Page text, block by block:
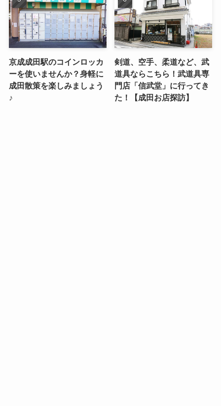
京成成田駅のコインロッカ
ーを使いませんか？身軽に
成田散策を楽しみましょう
♪
剣道、空手、柔道など、武
道具ならこちら！武道具専
門店「信武堂」に行ってき
た！【成田お店探訪】